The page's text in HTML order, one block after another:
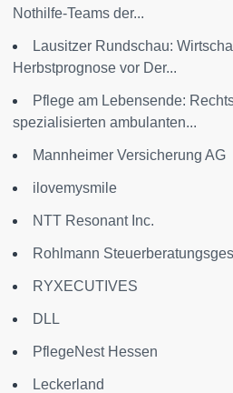
Nothilfe-Teams der...
Lausitzer Rundschau:
Herbstprognose vor Der...
Pflege am Lebensende:
spezialisierten ambulanten...
Mannheimer Versicherung AG
ilovemysmile
NTT Resonant Inc.
Rohlmann
RYXECUTIVES
DLL
PflegeNest Hessen
Leckerland